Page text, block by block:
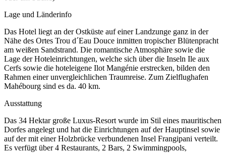
Lage und Länderinfo
Das Hotel liegt an der Ostküste auf einer Landzunge ganz in der
Nähe des Ortes Trou d´Eau Douce inmitten tropischer Blütenpracht
am weißen Sandstrand. Die romantische Atmosphäre sowie die
Lage der Hoteleinrichtungen, welche sich über die Inseln Ile aux
Cerfs sowie die hoteleigene Ilot Mangénie erstrecken, bilden den
Rahmen einer unvergleichlichen Traumreise. Zum Zielflughafen
Mahébourg sind es da. 40 km.
Ausstattung
Das 34 Hektar große Luxus-Resort wurde im Stil eines mauritischen
Dorfes angelegt und hat die Einrichtungen auf der Hauptinsel sowie
auf der mit einer Holzbrücke verbundenen Insel Frangipani verteilt.
Es verfügt über 4 Restaurants, 2 Bars, 2 Swimmingpools,